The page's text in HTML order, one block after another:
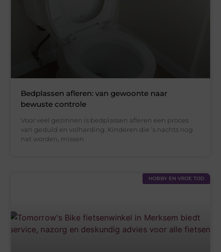
Bedplassen afleren: van gewoonte naar
bewuste controle
Voor veel gezinnen is bedplassen afleren een proces
van geduld en volharding. Kinderen die ’s nachts nog
nat worden, missen
HOBBY EN VRIJE TIJD